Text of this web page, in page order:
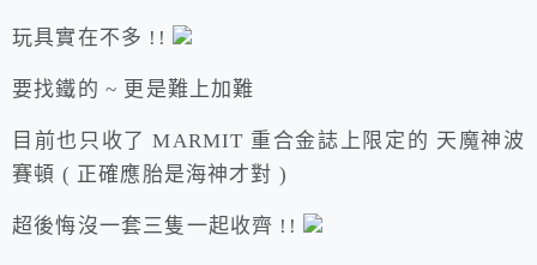
玩具實在不多 !!
要找鐵的 ~ 更是難上加難
目前也只收了 MARMIT 重合金誌上限定的 天魔神波
賽頓 ( 正確應胎是海神才對 )
超後悔沒一套三隻一起收齊 !!